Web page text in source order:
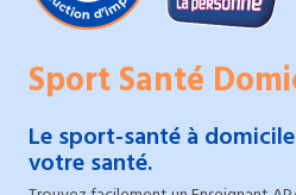
Sport Santé
Le sport-santé à
votre santé.